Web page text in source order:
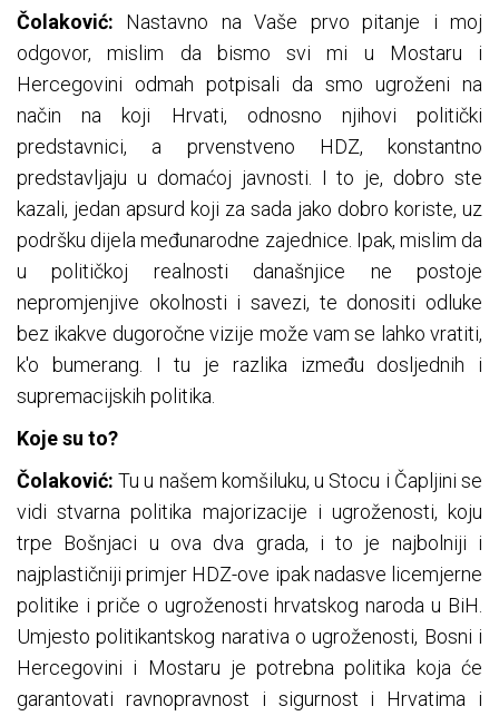
Čolaković: Nastavno na Vaše prvo pitanje i moj
odgovor, mislim da bismo svi mi u Mostaru i
Hercegovini odmah potpisali da smo ugroženi na
način na koji Hrvati, odnosno njihovi politički
predstavnici, a prvenstveno HDZ, konstantno
predstavljaju u domaćoj javnosti. I to je, dobro ste
kazali, jedan apsurd koji za sada jako dobro koriste, uz
podršku dijela međunarodne zajednice. Ipak, mislim da
u političkoj realnosti današnjice ne postoje
nepromjenjive okolnosti i savezi, te donositi odluke
bez ikakve dugoročne vizije može vam se lahko vratiti,
k'o bumerang. I tu je razlika između dosljednih i
supremacijskih politika.
Koje su to?
Čolaković: Tu u našem komšiluku, u Stocu i Čapljini se
vidi stvarna politika majorizacije i ugroženosti, koju
trpe Bošnjaci u ova dva grada, i to je najbolniji i
najplastičniji primjer HDZ-ove ipak nadasve licemjerne
politike i priče o ugroženosti hrvatskog naroda u BiH.
Umjesto politikantskog narativa o ugroženosti, Bosni i
Hercegovini i Mostaru je potrebna politika koja će
garantovati ravnopravnost i sigurnost i Hrvatima i